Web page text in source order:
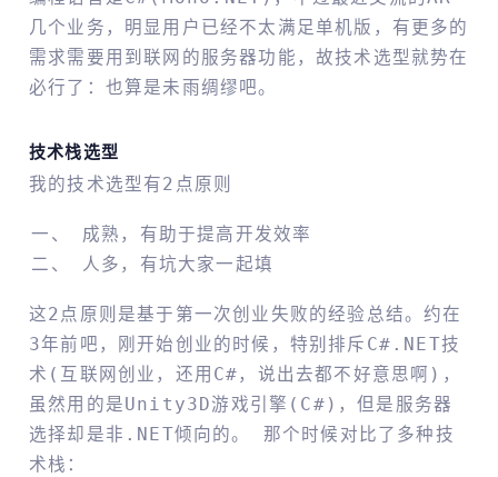
几个业务，明显用户已经不太满足单机版，有更多的
需求需要用到联网的服务器功能，故技术选型就势在
必行了：也算是未雨绸缪吧。
技术栈选型
我的技术选型有2点原则
成熟，有助于提高开发效率
人多，有坑大家一起填
这2点原则是基于第一次创业失败的经验总结。约在
3年前吧，刚开始创业的时候，特别排斥C#.NET技
术(互联网创业，还用C#，说出去都不好意思啊)，
虽然用的是Unity3D游戏引擎(C#)，但是服务器
选择却是非.NET倾向的。 那个时候对比了多种技
术栈：